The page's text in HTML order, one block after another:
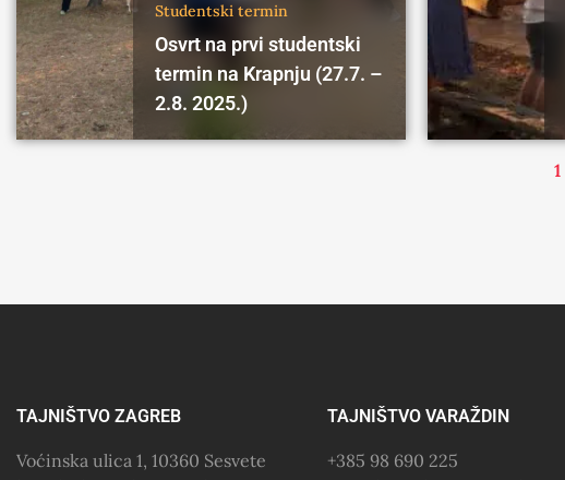
Studentski termin
Osvrt na prvi studentski
termin na Krapnju (27.7. –
2.8. 2025.)
1
TAJNIŠTVO ZAGREB
Voćinska ulica 1, 10360 Sesvete
TAJNIŠTVO VARAŽDIN
+385 98 690 225